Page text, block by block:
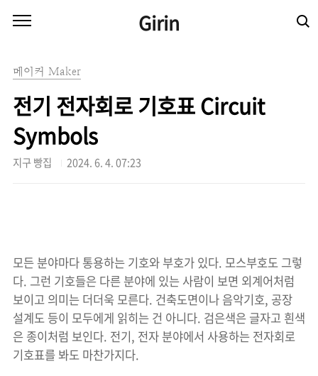
Girin
메이커 Maker
전기 전자회로 기호표 Circuit
Symbols
지구 빵집 2024. 6. 4. 07:23
모든 분야마다 통용하는 기호와 부호가 있다. 모스부호도 그렇
다. 그런 기호들은 다른 분야에 있는 사람이 보면 외계어처럼
보이고 의미는 더더욱 모른다. 건축도면이나 음악기호, 공장
설계도 등이 모두에게 읽히는 건 아니다. 검은색은 글자고 흰색
은 종이처럼 보인다. 전기, 전자 분야에서 사용하는 전자회로
기호표를 봐도 마찬가지다.